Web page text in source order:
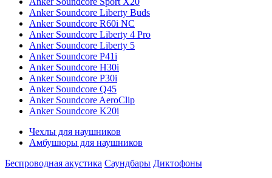
Anker Soundcore Liberty Buds
Anker Soundcore R60i NC
Anker Soundcore Liberty 4 Pro
Anker Soundcore Liberty 5
Anker Soundcore P41i
Anker Soundcore H30i
Anker Soundcore P30i
Anker Soundcore Q45
Anker Soundcore AeroClip
Anker Soundcore K20i
Чехлы для наушников
Амбушюры для наушников
Беспроводная акустика Саундбары Диктофоны